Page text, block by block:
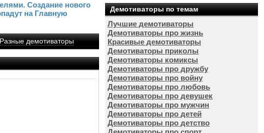
Создание нового
на Главную
Разные демотиваторы
Демотиваторы по темам
Лучшие демотиваторы
Демотиваторы про жизнь
Красивые демотиваторы
Демотиваторы приколы
Демотиваторы комиксы
Демотиваторы про дружбу
Демотиваторы про войну
Демотиваторы про любовь
Демотиваторы про девушек
Демотиваторы про мужчин
Демотиваторы про детей
Демотиваторы про детство